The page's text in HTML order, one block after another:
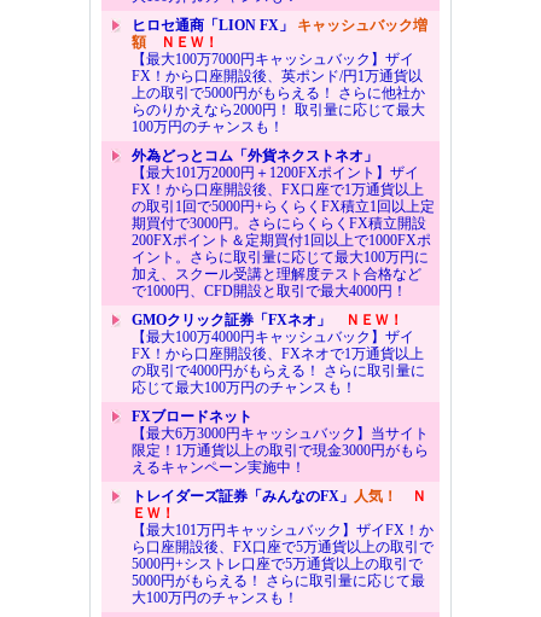
ヒロセ通商「LION FX」 キャッシュバック増
額ＮＥＷ！
【最大100万7000円キャッシュバック】ザイ
FX！から口座開設後、英ポンド/円1万通貨以
上の取引で5000円がもらえる！ さらに他社か
らのりかえなら2000円！ 取引量に応じて最大
100万円のチャンスも！
外為どっとコム「外貨ネクストネオ」
【最大101万2000円＋1200FXポイント】ザイ
FX！から口座開設後、FX口座で1万通貨以上
の取引1回で5000円+らくらくFX積立1回以上定
期買付で3000円。さらにらくらくFX積立開設
200FXポイント＆定期買付1回以上で1000FXポ
イント。さらに取引量に応じて最大100万円に
加え、スクール受講と理解度テスト合格など
で1000円、CFD開設と取引で最大4000円！
GMOクリック証券「FXネオ」
ＮＥＷ！
【最大100万4000円キャッシュバック】ザイ
FX！から口座開設後、FXネオで1万通貨以上
の取引で4000円がもらえる！ さらに取引量に
応じて最大100万円のチャンスも！
FXブロードネット
【最大6万3000円キャッシュバック】当サイト
限定！1万通貨以上の取引で現金3000円がもら
えるキャンペーン実施中！
トレイダーズ証券「みんなのFX」 人気！
Ｎ
ＥＷ！
【最大101万円キャッシュバック】ザイFX！か
ら口座開設後、FX口座で5万通貨以上の取引で
5000円+シストレ口座で5万通貨以上の取引で
5000円がもらえる！ さらに取引量に応じて最
大100万円のチャンスも！